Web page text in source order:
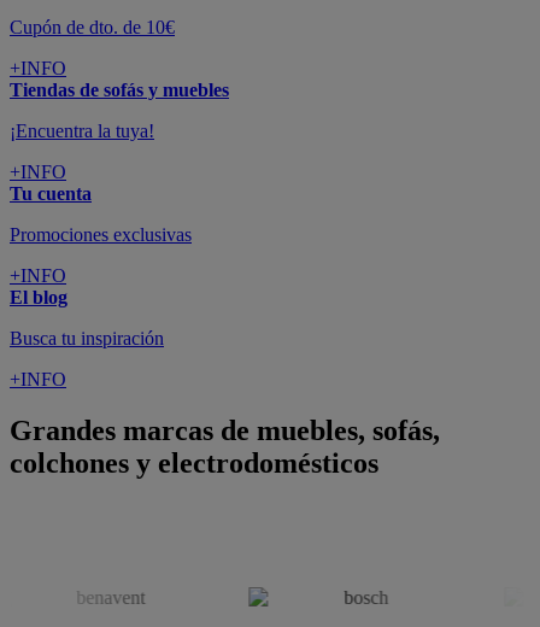
Cupón de dto. de 10€
+INFO
Tiendas de sofás y muebles
¡Encuentra la tuya!
+INFO
Tu cuenta
Promociones exclusivas
+INFO
El blog
Busca tu inspiración
+INFO
Grandes marcas de muebles, sofás,
colchones y electrodomésticos